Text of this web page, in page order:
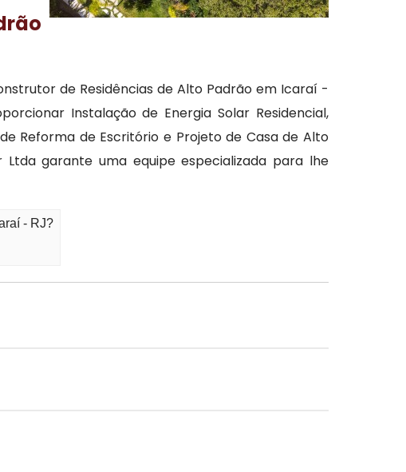
de Residências de Alto Padrão em Icaraí -
Instalação de Energia Solar Residencial,
Reforma de Escritório e Projeto de Casa de Alto
garante uma equipe especializada para lhe
- RJ?